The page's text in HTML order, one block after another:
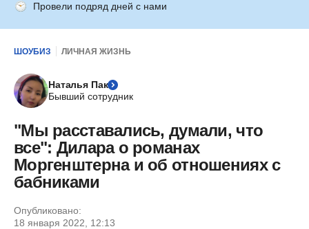
Провели подряд дней с нами
ШОУБИЗ ЛИЧНАЯ ЖИЗНЬ
Наталья Пак
Бывший сотрудник
"Мы расставались, думали, что
все": Дилара о романах
Моргенштерна и об отношениях с
бабниками
Опубликовано:
18 января 2022, 12:13